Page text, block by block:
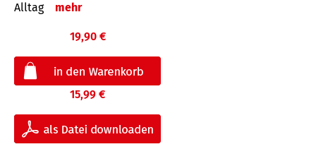
Alltag
mehr
19,90 €
15,99 €